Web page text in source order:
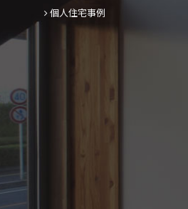
個人住宅事例